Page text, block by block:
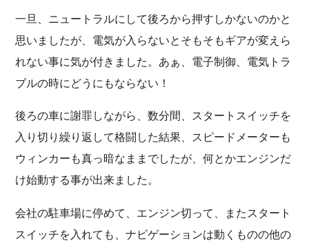
一旦、ニュートラルにして後ろから押すしかないのかと
思いましたが、電気が入らないとそもそもギアが変えら
れない事に気が付きました。あぁ、電子制御、電気トラ
ブルの時にどうにもならない！
後ろの車に謝罪しながら、数分間、スタートスイッチを
入り切り繰り返して格闘した結果、スピードメーターも
ウィンカーも真っ暗なままでしたが、何とかエンジンだ
け始動する事が出来ました。
会社の駐車場に停めて、エンジン切って、またスタート
スイッチを入れても、ナビゲーションは動くものの他の